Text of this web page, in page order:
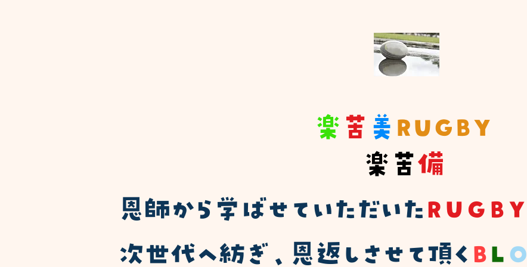
楽 苦 美 RUGBY
楽苦備
​恩師から学ばせていただいた ＲＵＧＢＹ
次世代へ紡ぎ、恩返しさせて頂く Ｂ Ｌ Ｏ